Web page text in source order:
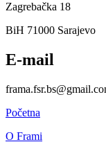
Zagrebačka 18
BiH 71000 Sarajevo
E-mail
Početna
O Frami